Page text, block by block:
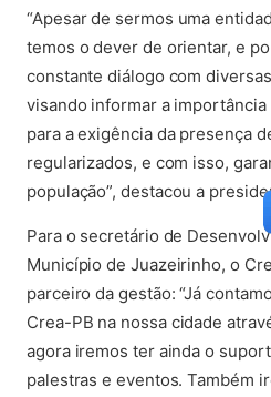
“Apesar de sermos uma
temos o dever de orientar, e
constante diálogo com
visando informar a
para a exigência da presença
regularizados, e com isso,
população”, destacou a
Para o secretário de
Município de Juazeirinho, o
parceiro da gestão: “Já
Crea-PB na nossa cidade
agora iremos ter ainda o
palestras e eventos. Também